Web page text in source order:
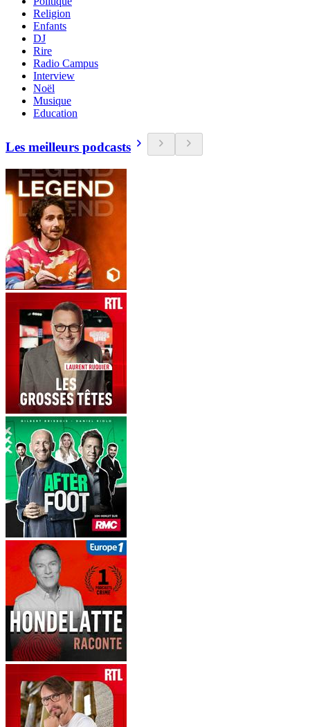
Religion
Enfants
DJ
Rire
Radio Campus
Interview
Noël
Musique
Education
Les meilleurs podcasts